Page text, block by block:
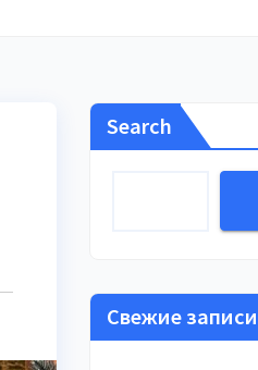
Search
Свежие записи